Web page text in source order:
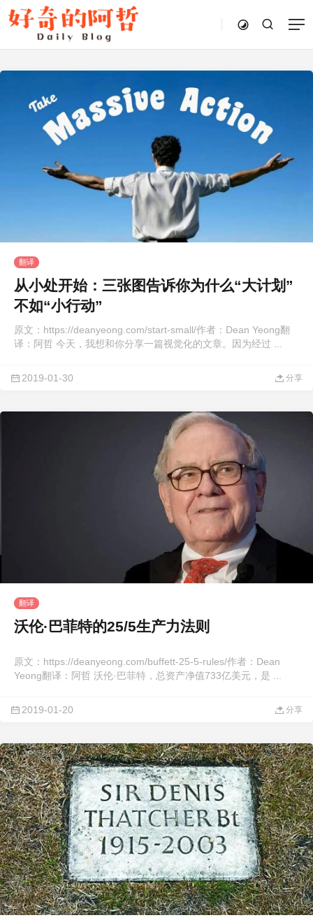
翻译
从小处开始：三张图告诉你为什么“大计划”
不如“小行动”
原文：https://deanyeong.com/start-small/作者：Dean Yeong翻
译：阿哲 今天，我想和你分享一篇视觉化的文章。因为经过 ...
2019-01-30 分享
翻译
沃伦·巴菲特的25/5生产力法则
原文：https://deanyeong.com/buffett-25-5-rules/作者：Dean
Yeong翻译：阿哲 沃伦·巴菲特，总资产净值733亿美元，是 ...
2019-01-20 分享